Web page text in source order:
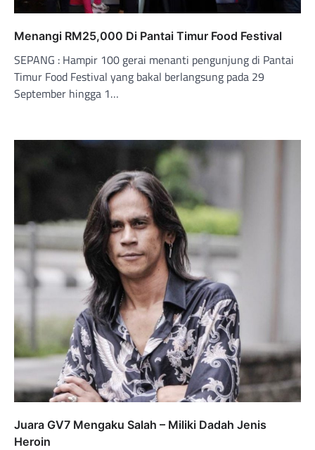
Menangi RM25,000 Di Pantai Timur Food Festival
SEPANG : Hampir 100 gerai menanti pengunjung di Pantai
Timur Food Festival yang bakal berlangsung pada 29
September hingga 1…
Juara GV7 Mengaku Salah – Miliki Dadah Jenis
Heroin